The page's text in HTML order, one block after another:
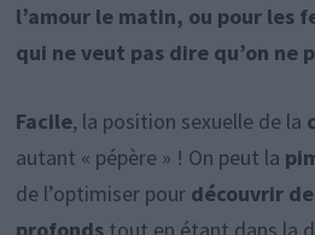
l’amour le matin, ou pour les
qui ne veut pas dire qu’on
Facile, la position sexuelle de la
autant « pépère » ! On peut la
de l’optimiser pour découvrir
profondstout en étant dans la